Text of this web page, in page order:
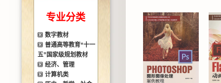
专业分类
数字教材
普通高等教育“十一
五”国家级规划教材
经济、管理
计算机类